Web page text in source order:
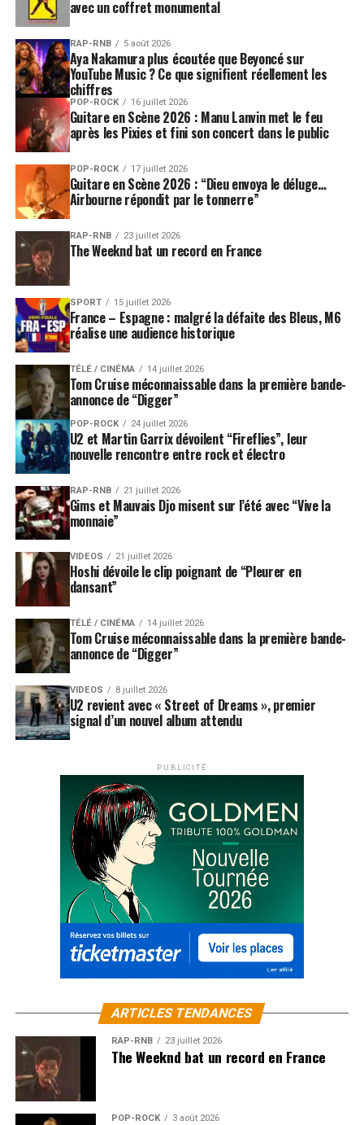
avec un coffret monumental
RAP-RNB 5 août 2026
Aya Nakamura plus écoutée que Beyoncé sur
YouTube Music ? Ce que signifient réellement les
chiffres
POP-ROCK 16 juillet 2026
Guitare en Scène 2026 : Manu Lanvin met le feu
après les Pixies et fini son concert dans le public
POP-ROCK 17 juillet 2026
Guitare en Scène 2026 : “Dieu envoya le déluge…
Airbourne répondit par le tonnerre”
RAP-RNB 23 juillet 2026
The Weeknd bat un record en France
SPORT 15 juillet 2026
France – Espagne : malgré la défaite des Bleus, M6
réalise une audience historique
TÉLÉ / CINÉMA 14 juillet 2026
Tom Cruise méconnaissable dans la première bande-
annonce de “Digger”
POP-ROCK 24 juillet 2026
U2 et Martin Garrix dévoilent “Fireflies”, leur
nouvelle rencontre entre rock et électro
RAP-RNB 21 juillet 2026
Gims et Mauvais Djo misent sur l’été avec “Vive la
monnaie”
VIDEOS 21 juillet 2026
Hoshi dévoile le clip poignant de “Pleurer en
dansant”
TÉLÉ / CINÉMA 14 juillet 2026
Tom Cruise méconnaissable dans la première bande-
annonce de “Digger”
VIDEOS 8 juillet 2026
U2 revient avec « Street of Dreams », premier
signal d’un nouvel album attendu
PUBLICITÉ
ARTICLES TENDANCES
RAP-RNB 23 juillet 2026
The Weeknd bat un record en France
POP-ROCK 3 août 2026